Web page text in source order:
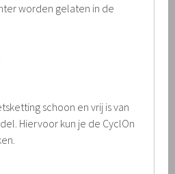
worden gelaten in de
schoon en vrij is van
Hiervoor kun je de CyclOn